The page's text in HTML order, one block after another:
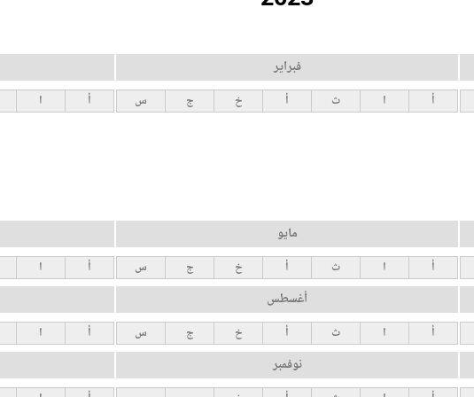
فبراير
أ ا ث أ خ ج س أ ا
مايو
أ ا ث أ خ ج س أ ا
أغسطس
أ ا ث أ خ ج س أ ا
نوفمبر